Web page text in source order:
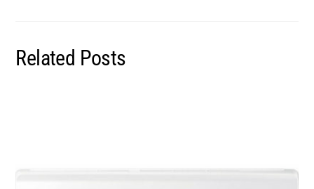
Related Posts